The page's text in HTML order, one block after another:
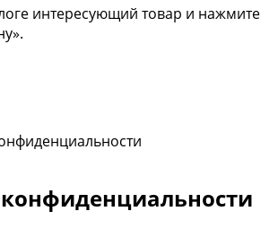
интересующий товар и нажмите